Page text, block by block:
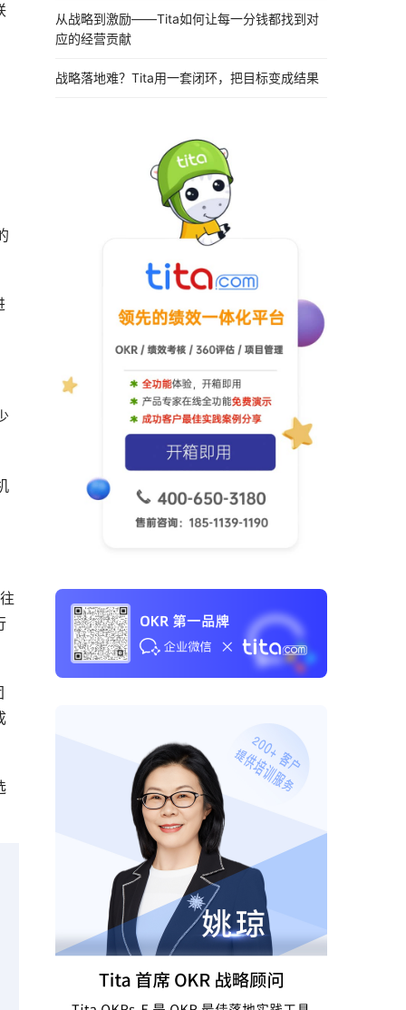
从战略到激励——Tita如何让每一分钱都找到对
应的经营贡献
战略落地难？Tita用一套闭环，把目标变成结果